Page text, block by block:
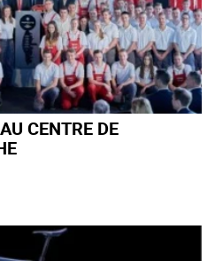
CENTRE DE